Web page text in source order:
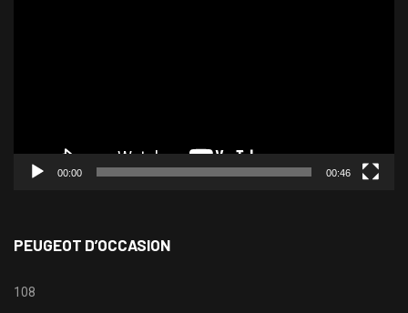
00:00 00:46
PEUGEOT D’OCCASION
108